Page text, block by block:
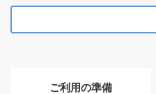
ご利用の準備